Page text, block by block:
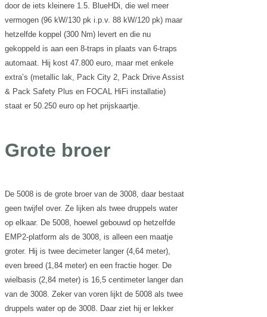
door de iets kleinere 1.5. BlueHDi, die wel meer
vermogen (96 kW/130 pk i.p.v. 88 kW/120 pk) maar
hetzelfde koppel (300 Nm) levert en die nu
gekoppeld is aan een 8-traps in plaats van 6-traps
automaat. Hij kost 47.800 euro, maar met enkele
extra’s (metallic lak, Pack City 2, Pack Drive Assist
& Pack Safety Plus en FOCAL HiFi installatie)
staat er 50.250 euro op het prijskaartje.
Grote broer
De 5008 is de grote broer van de 3008, daar bestaat
geen twijfel over. Ze lijken als twee druppels water
op elkaar. De 5008, hoewel gebouwd op hetzelfde
EMP2-platform als de 3008, is alleen een maatje
groter. Hij is twee decimeter langer (4,64 meter),
even breed (1,84 meter) en een fractie hoger. De
wielbasis (2,84 meter) is 16,5 centimeter langer dan
van de 3008. Zeker van voren lijkt de 5008 als twee
druppels water op de 3008. Daar ziet hij er lekker